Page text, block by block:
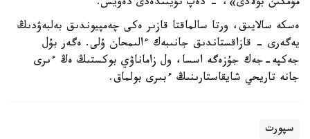
مۇمكىن بولادى»، - دەپ تۇيىندەدى دەۆيس.
ەسكە سالايىق، ورتا سالماقتا قازىر ەكى چەمپيوندىق بەلبەۋدىڭ
يەگەرى - قازاقستاندىق جانىبەك ءالىمحان ۇلى. ەگەر بۇل
جەكپە-جەك جۇزەگە اسسا، ول زاماناۋي بوكستىڭ ەڭ ءىرى
جانە تاريحي شايقاستارىنىڭ ءبىرى بولماق.
سپورت